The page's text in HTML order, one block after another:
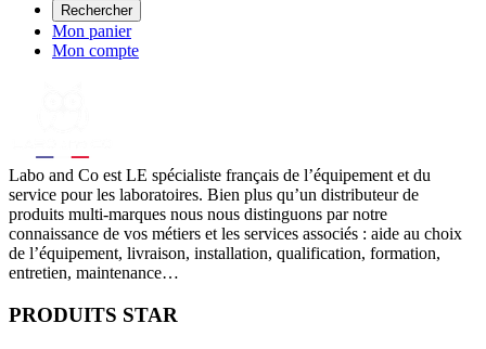
Rechercher
Mon panier
Mon compte
Labo and Co est LE spécialiste français de l’équipement et du
service pour les laboratoires. Bien plus qu’un distributeur de
produits multi-marques nous nous distinguons par notre
connaissance de vos métiers et les services associés : aide au choix
de l’équipement, livraison, installation, qualification, formation,
entretien, maintenance…
PRODUITS STAR